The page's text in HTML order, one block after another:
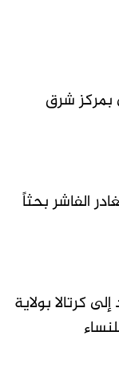
بمركز شرق
من 1,050 أسرة تغادر الفاشر بحثاً
كرتالا بولاية